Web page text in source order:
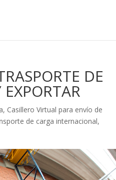
DE
, Casillero Virtual para envío de
de carga internacional,